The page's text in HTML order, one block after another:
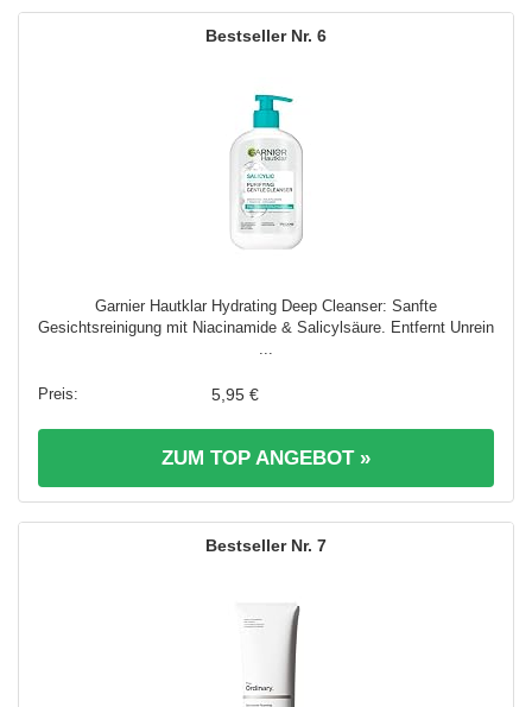
6
Garnier Hautklar Hydrating Deep Cleanser: Sanfte
Gesichtsreinigung mit Niacinamide & Salicylsäure. Entfernt Unrein
...
5,95 €
ZUM TOP ANGEBOT »
7